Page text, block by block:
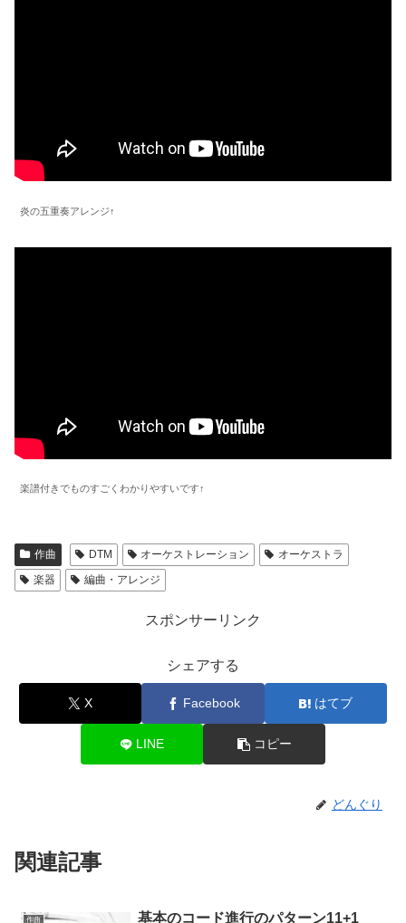
炎の五重奏アレンジ↑
楽譜付きでものすごくわかりやすいです↑
作曲 DTM オーケストレーション
オーケストラ
楽器
編曲・アレンジ
スポンサーリンク
シェアする
X Facebook はてブ
LINE コピー
どんぐり
関連記事
作曲 基本のコード進行のパターン11+1